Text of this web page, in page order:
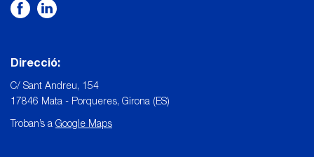
Direcció:
C/ Sant Andreu, 154
17846 Mata - Porqueres, Girona (ES)
Troban’s a Google Maps